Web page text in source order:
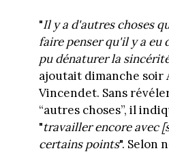
"Il y a d'autres choses
faire penser qu'il y a eu
pu dénaturer la
ajoutait dimanche soir
Vincendet. Sans
“autres choses”, il
"travailler encore avec
certains points". Selon